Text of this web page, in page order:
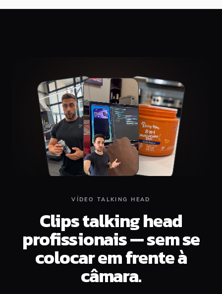
#E74C3C
VÍDEO TALKING HEAD
Clips talking head
profissionais — sem se
colocar em frente à
câmara.